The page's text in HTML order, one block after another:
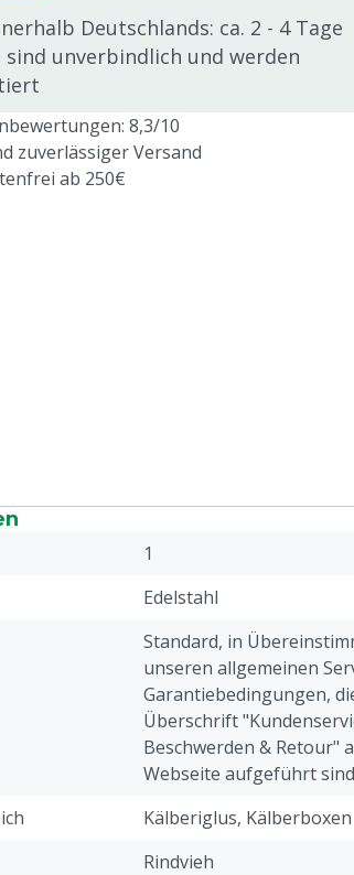
Deutschlands: ca. 2 - 4 Tage
sind unverbindlich und werden
8,3/10
zuverlässiger Versand
ab 250€
1
Edelstahl
Standard, in
unseren allgemeinen
Garantiebedingungen,
Überschrift
Beschwerden & Retour"
Webseite aufgeführt
Kälberiglus, Kälberboxen
Rindvieh